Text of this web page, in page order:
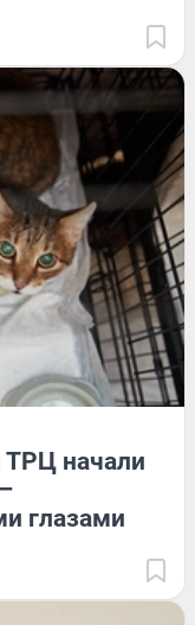
ТРЦ начали
глазами